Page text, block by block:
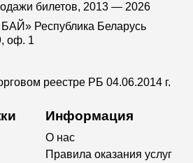
билетов, 2013 — 2026
Республика Беларусь
оф. 1
реестре РБ 04.06.2014 г.
Информация
О нас
Правила оказания услуг